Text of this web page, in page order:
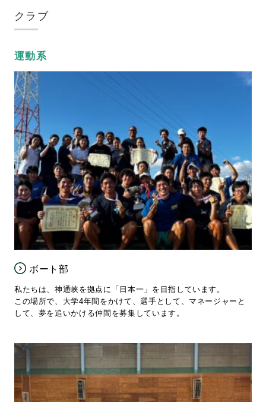
クラブ
運動系
ボート部
私たちは、神通峡を拠点に「日本一」を目指しています。
この場所で、大学4年間をかけて、選手として、マネージャーと
して、夢を追いかける仲間を募集しています。